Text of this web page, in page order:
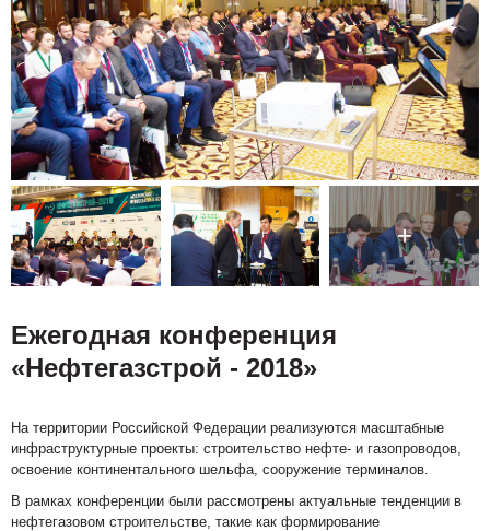
Ежегодная конференция
«Нефтегазстрой - 2018»
На территории Российской Федерации реализуются масштабные
инфраструктурные проекты: строительство нефте- и газопроводов,
освоение континентального шельфа, сооружение терминалов.
В рамках конференции были рассмотрены актуальные тенденции в
нефтегазовом строительстве, такие как формирование